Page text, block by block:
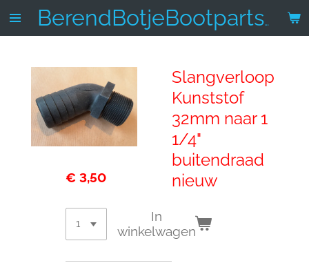
Ga
BerendBotjeBootparts.nl
Slangverloop
Kunststof
32mm naar 1
1/4"
buitendraad
nieuw
€ 3,50
In
winkelwagen